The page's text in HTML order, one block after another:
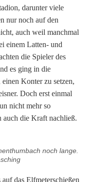
darunter viele
nur noch auf den
auch weil manchmal
einem Latten- und
die Spieler des
es ging in die
Konter zu setzen,
Doch erst einmal
nicht mehr so
auch die Kraft nachließ.
noch lange.
das Elfmeterschießen